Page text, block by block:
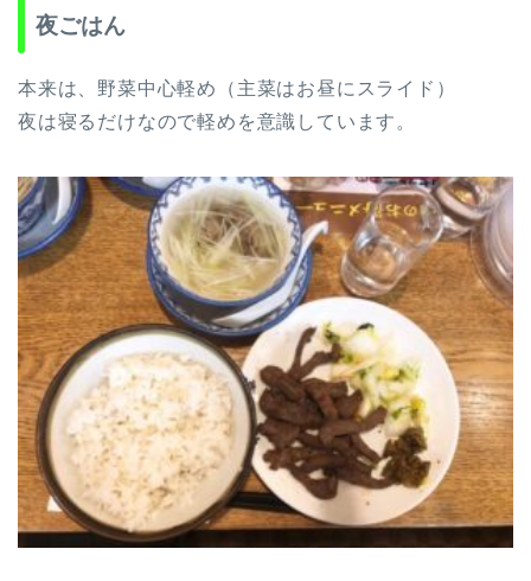
夜ごはん
本来は、野菜中心軽め（主菜はお昼にスライド）
夜は寝るだけなので軽めを意識しています。